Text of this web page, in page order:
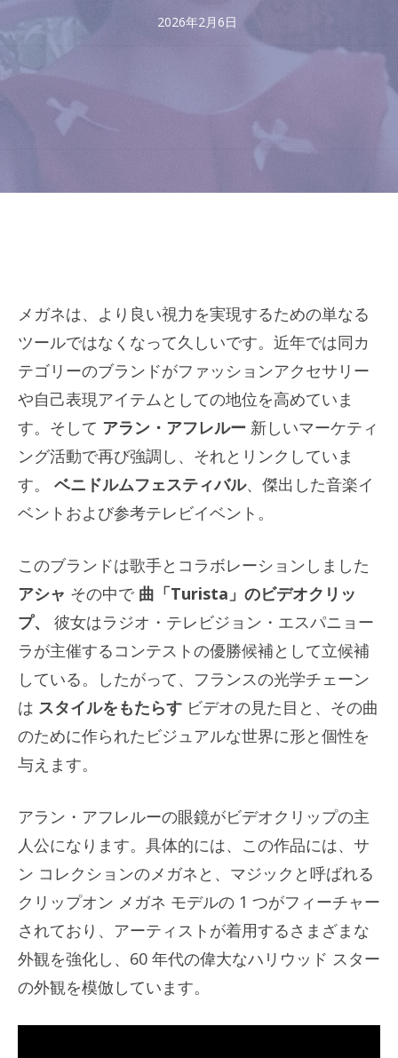
2026年2月6日
メガネは、より良い視力を実現するための単なる
ツールではなくなって久しいです。近年では同カ
テゴリーのブランドがファッションアクセサリー
や自己表現アイテムとしての地位を高めていま
す。そして アラン・アフレルー 新しいマーケティ
ング活動で再び強調し、それとリンクしていま
す。 ベニドルムフェスティバル、傑出した音楽イ
ベントおよび参考テレビイベント。
このブランドは歌手とコラボレーションしました
アシャ その中で 曲「Turista」のビデオクリッ
プ、
彼女はラジオ・テレビジョン・エスパニョー
ラが主催するコンテストの優勝候補として立候補
している。したがって、フランスの光学チェーン
は スタイルをもたらす ビデオの見た目と、その曲
のために作られたビジュアルな世界に形と個性を
与えます。
アラン・アフレルーの眼鏡がビデオクリップの主
人公になります。具体的には、この作品には、サ
ン コレクションのメガネと、マジックと呼ばれる
クリップオン メガネ モデルの 1 つがフィーチャー
されており、アーティストが着用するさまざまな
外観を強化し、60 年代の偉大なハリウッド スター
の外観を模倣しています。